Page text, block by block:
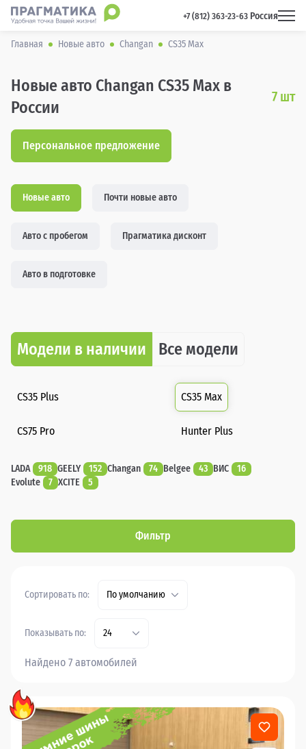
+7 (812) 363-23-63 Россия
Главная Новые авто Changan CS35 Max
Новые авто Changan CS35 Max в
России
7 шт
Персональное предложение
Новые авто Почти новые авто
Авто с пробегом Прагматика дисконт
Авто в подготовке
Модели в наличии Все модели
CS35 Plus CS35 Max
CS75 Pro Hunter Plus
LADA 918 GEELY 152 Changan 74 Belgee 43 ВИС
16
Evolute
7 XCITE 5
Фильтр
Сортировать по: По умолчанию
Показывать по: 24
Найдено 7 автомобилей